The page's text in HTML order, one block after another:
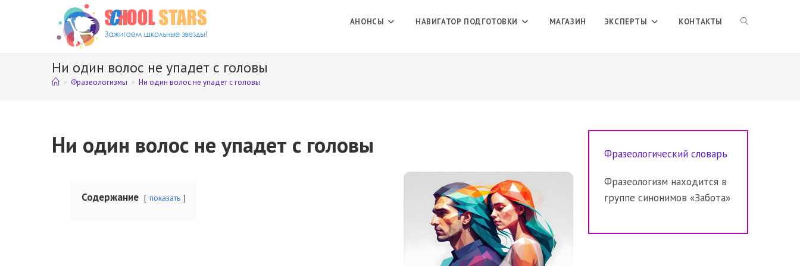
АНОНСЫ НАВИГАТОР ПОДГОТОВКИ МАГАЗИН ЭКСПЕРТЫ КОНТАКТЫ ПЕРЕКЛЮЧИТЬ
Ни один волос не упадет с головы
> Фразеологизмы > Ни один волос не упадет с головы
Ни один волос не упадет с головы
Содержание показать
Фразеологический словарь
Фразеологизм находится в
группе синонимов «Забота»